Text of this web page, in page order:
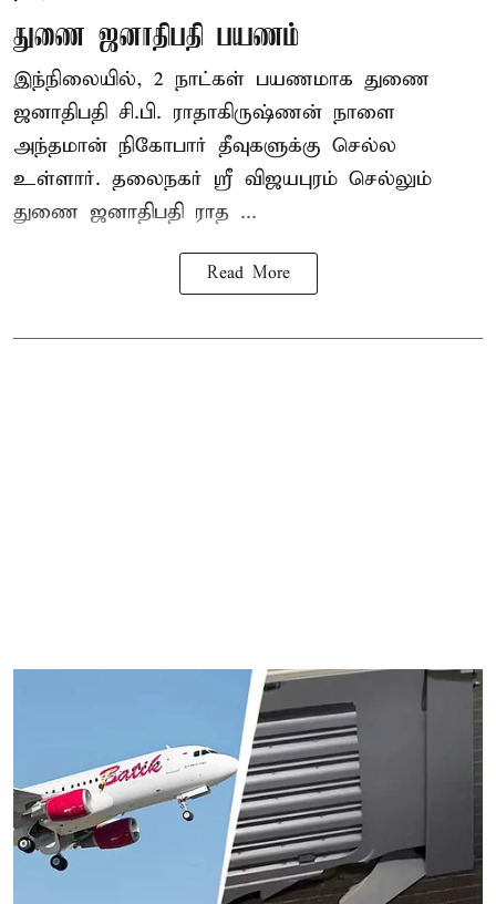
துணை ஜனாதிபதி பயணம்
இந்நிலையில், 2 நாட்கள் பயணமாக துணை
ஜனாதிபதி சி.பி. ராதாகிருஷ்ணன் நாளை
அந்தமான் நிகோபார் தீவுகளுக்கு செல்ல
உள்ளார். தலைநகர் ஸ்ரீ விஜயபுரம் செல்லும்
துணை ஜனாதிபதி ராத ...
Read More